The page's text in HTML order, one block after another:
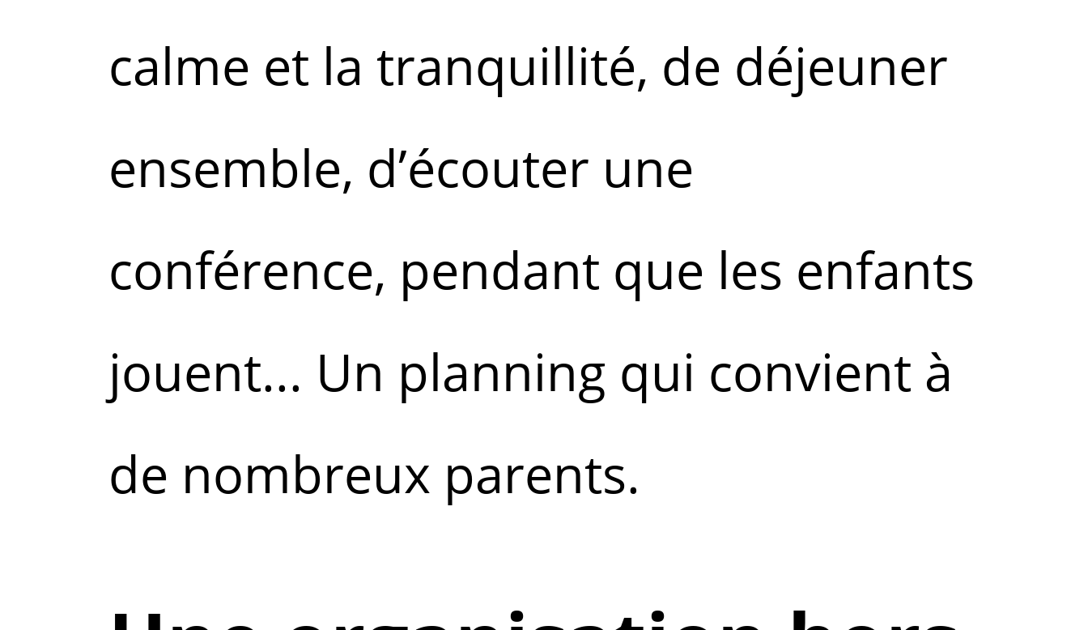
calme et la tranquillité, de déjeuner
ensemble, d’écouter une
conférence, pendant que les enfants
jouent... Un planning qui convient à
de nombreux parents.